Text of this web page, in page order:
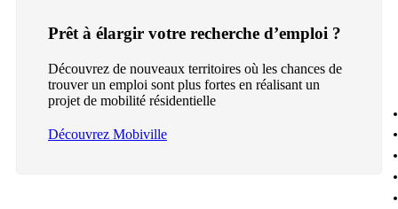
Prêt à élargir votre recherche d’emploi ?
Découvrez de nouveaux territoires où les chances de
trouver un emploi sont plus fortes en réalisant un
projet de mobilité résidentielle
Découvrez Mobiville